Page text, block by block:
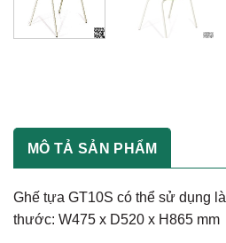
MÔ TẢ SẢN PHẨM
Ghế tựa GT10S có thể sử dụng
thước: W475 x D520 x H865 mm